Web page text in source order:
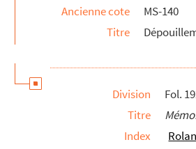
Ancienne cote
MS-140
Titre
Division
Fol.
Titre
Index